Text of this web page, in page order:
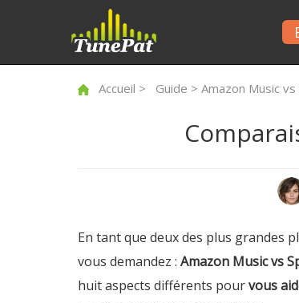
Accueil > Guide > Amazon Music
En tant que deux des plus grandes
vous demandez : Amazon Music vs
huit aspects différents pourvous